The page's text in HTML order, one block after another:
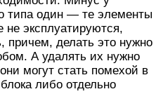
типа один — те элементы
не эксплуатируются,
причем, делать это нужно
А удалять их нужно
могут стать помехой в
либо отдельно